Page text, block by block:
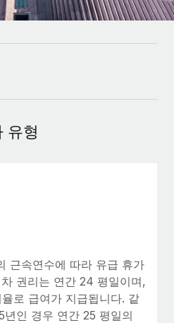
세스를 간소화
간소화
적 관리
하게 통합
회 탐색
예정
유형
근속연수에 따라 유급 휴가
권리는 연간 24 평일이며,
로 급여가 지급됩니다. 같
인 경우 연간 25 평일의